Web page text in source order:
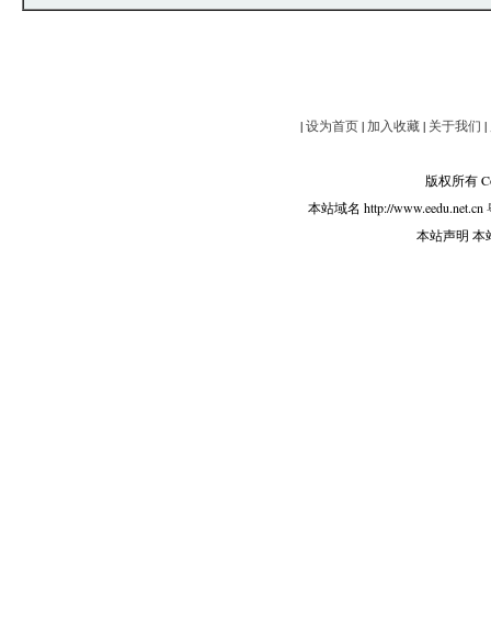
|设为首页|加入收藏| 关于我们 |
版权所有
本站域名 http://www.eedu.net.cn
本站声明 本